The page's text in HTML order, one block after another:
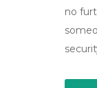
no